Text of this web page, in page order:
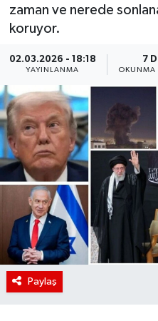
zaman ve nerede
koruyor.
02.03.2026 - 18:18
YAYINLANMA
7
OKUNMA
Paylaş